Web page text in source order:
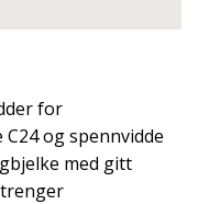
for
og spennvidde
med gitt